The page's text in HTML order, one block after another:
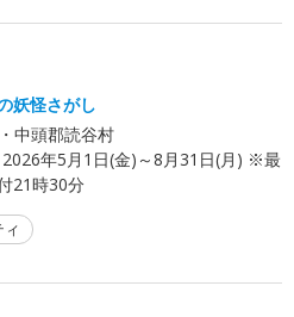
妖怪さがし
中頭郡読谷村
2026年5月1日(金)～8月31日(月) ※最
21時30分